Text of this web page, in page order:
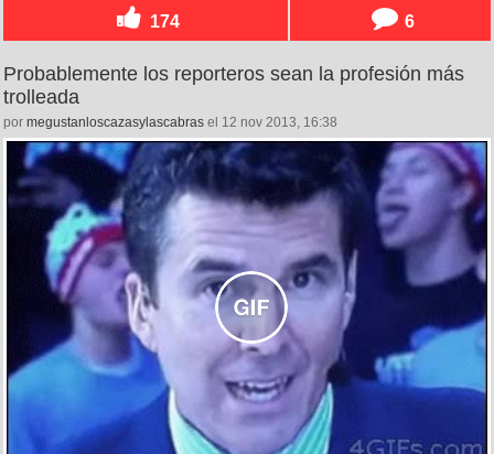
174 6
Probablemente los reporteros sean la profesión más
trolleada
por megustanloscazasylascabras el 12 nov 2013, 16:38